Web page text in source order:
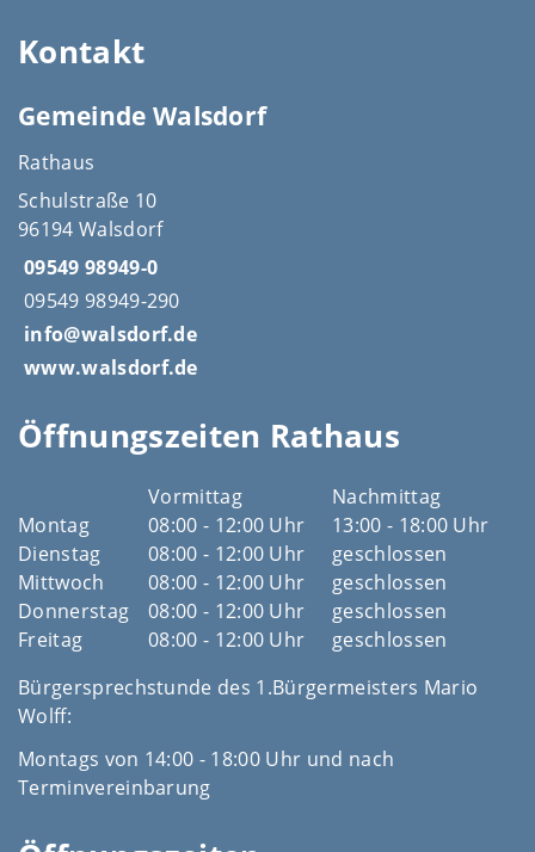
Kontakt
Gemeinde Walsdorf
Rathaus
Schulstraße 10
96194 Walsdorf
09549 98949-0
09549 98949-290
info@walsdorf.de
www.walsdorf.de
Öffnungszeiten Rathaus
Vormittag
Nachmittag
Montag
08:00 - 12:00 Uhr
13:00 - 18:00 Uhr
Dienstag
08:00 - 12:00 Uhr
geschlossen
Mittwoch
08:00 - 12:00 Uhr
geschlossen
Donnerstag
08:00 - 12:00 Uhr
geschlossen
Freitag
08:00 - 12:00 Uhr
geschlossen
Bürgersprechstunde des 1.Bürgermeisters Mario
Wolff:
Montags von 14:00 - 18:00 Uhr und nach
Terminvereinbarung